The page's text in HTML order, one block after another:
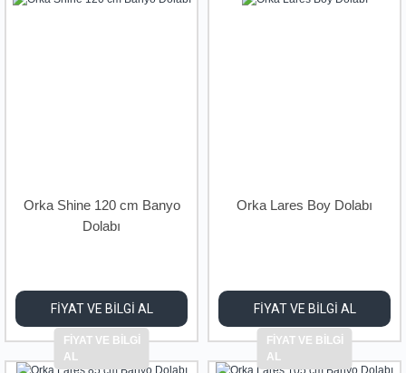
Orka Shine 120 cm Banyo
Dolabı
FİYAT VE BİLGİ AL
FİYAT VE BİLGİ
AL
Orka Lares Boy Dolabı
FİYAT VE BİLGİ AL
FİYAT VE BİLGİ
AL